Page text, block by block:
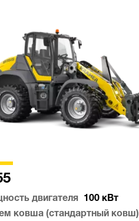
двигателя 100 кВт
ковша (стандартный ковш)